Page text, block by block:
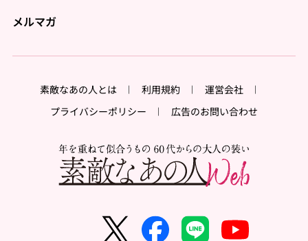
メルマガ
素敵なあの人とは 利用規約
運営会社
プライバシーポリシー
広告のお問い合わせ